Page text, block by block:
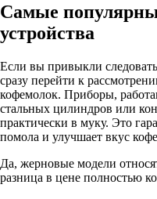
Самые
устройства
Если вы привыкли
сразу перейти к
кофемолок. Приборы,
стальных цилиндров или
практически в муку. Это
помола и улучшает вкус
Да, жерновые модели
разница в цене полностью